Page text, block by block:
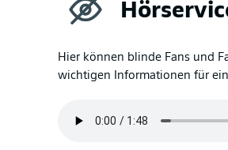
Hier können blinde Fans und
wichtigen Informationen für